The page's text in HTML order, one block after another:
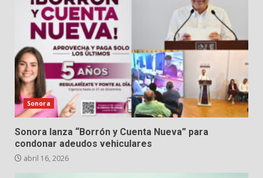
Sonora
Sonora lanza “Borrón y Cuenta Nueva” para
condonar adeudos vehiculares
abril 16, 2026